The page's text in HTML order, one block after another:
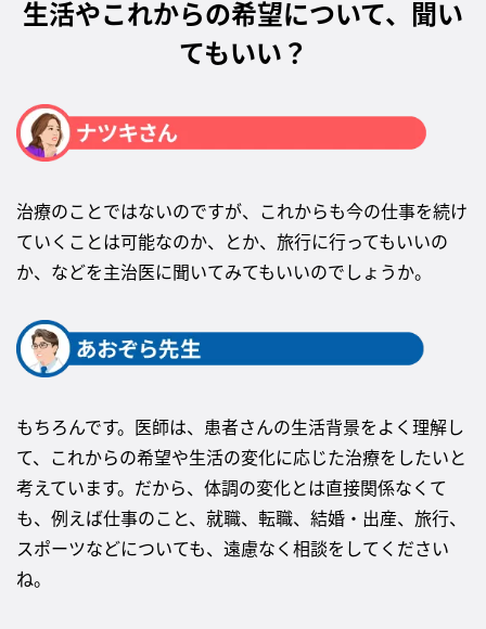
生活やこれからの希望について、聞い
てもいい？
治療のことではないのですが、これからも今の仕事を続け
ていくことは可能なのか、とか、旅行に行ってもいいの
か、などを主治医に聞いてみてもいいのでしょうか。
もちろんです。医師は、患者さんの生活背景をよく理解し
て、これからの希望や生活の変化に応じた治療をしたいと
考えています。だから、体調の変化とは直接関係なくて
も、例えば仕事のこと、就職、転職、結婚・出産、旅行、
スポーツなどについても、遠慮なく相談をしてください
ね。